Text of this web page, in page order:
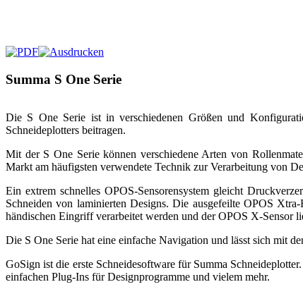
Summa S One Serie
Die S One Serie ist in verschiedenen Größen und
Schneideplotters beitragen.
Mit der S One Serie können verschiedene Arten von
Markt am häufigsten verwendete Technik zur Verarbeitung von
Ein extrem schnelles OPOS-Sensorensystem gleicht
Schneiden von laminierten Designs. Die ausgefeilte OPOS
händischen Eingriff verarbeitet werden und der OPOS X-Sensor
Die S One Serie hat eine einfache Navigation und lässt sich mit
GoSign ist die erste Schneidesoftware für Summa
einfachen Plug-Ins für Designprogramme und vielem mehr.